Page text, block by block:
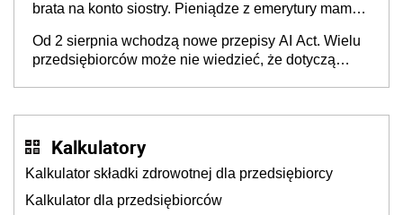
brata na konto siostry. Pieniądze z emerytury mamy
będzie
Od 2 sierpnia wchodzą nowe przepisy AI Act. Wielu
przedsiębiorców może nie wiedzieć, że dotyczą
Kalkulatory
Kalkulator składki zdrowotnej dla przedsiębiorcy
Kalkulator dla przedsiębiorców